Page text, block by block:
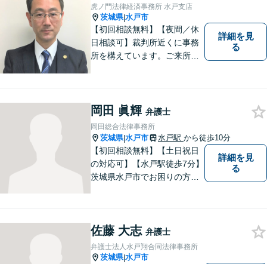
虎ノ門法律経済事務所 水戸支店
茨城県|水戸市
【初回相談無料】【夜間／休
日相談可】裁判所近くに事務
所を構えています。ご来所・
もに最善の解決を目指しま
す。
詳細を見
る
岡田 眞輝 弁護士
岡田総合法律事務所
茨城県|水戸市 水戸駅 から徒歩10分
【初回相談無料】【土日祝日
の対応可】【水戸駅徒歩7分】
茨城県水戸市でお困りの方
詳細を見
る
佐藤 大志 弁護士
弁護士法人水戸翔合同法律事務所
茨城県|水戸市